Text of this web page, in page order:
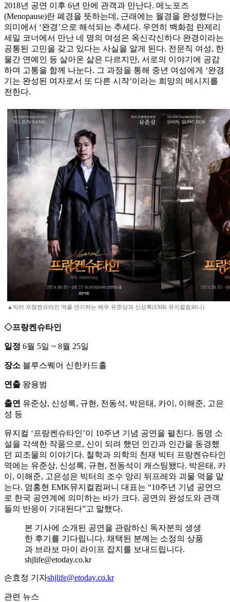
2018년 공연 이후 6년 만에 관객과 만난다. 메노포즈
(Menopause)란 폐경을 뜻하는데, 근래에는 월경을 완성했다는
의미에서 ‘완경’으로 해석되는 추세다. 우연히 백화점 란제리
세일 코너에서 만난 네 명의 여성은 옥신각신하다 완경이라는
공통된 고민을 갖고 있다는 사실을 알게 된다. 전문직 여성, 한
물간 연예인 등 살아온 삶은 다르지만, 서로의 이야기에 공감
하며 고통을 함께 나눈다. 그 과정을 통해 중년 여성에게 ‘완경
기는 완성된 여자로서 또 다른 시작’이라는 희망의 메시지를
전한다.
▲빅터 프랑켄슈타인 역을 연기하는 배우 유준상과 신성록(EMK 뮤지컬컴퍼니)
◇프랑켄슈타인
일정 6월 5일 ~ 8월 25일
장소 블루스퀘어 신한카드홀
연출 왕용범
출연 유준상, 신성록, 규현, 전동석, 박은태, 카이, 이해준, 고은
성 등
뮤지컬 ‘프랑켄슈타인’이 10주년 기념 공연을 펼친다. 동명 소
설을 각색한 작품으로, 신이 되려 했던 인간과 인간을 동경했
던 피조물의 이야기다. 철학과 의학의 천재 빅터 프랑켄슈타인
역에는 유준상, 신성록, 규현, 전동석이 캐스팅됐다. 박은태, 카
이, 이해준, 고은성은 빅터의 조수 앙리 뒤프레와 괴물 역을 맡
는다. 엄홍현 EMK뮤지컬컴퍼니 대표는 “10주년 기념 공연으
로 한국 공연계에 의미하는 바가 크다. 공연의 완성도와 관객
들의 반응이 기대된다”고 말했다.
본 기사에 소개된 공연을 관람하신 독자분의 생생
한 후기를 기다립니다. 채택된 분께는 소정의 상품
과 브라보 마이 라이프 잡지를 보내드립니다.
shjlife@etoday.co.kr
손효정 기자shjlife@etoday.co.kr
관련 뉴스